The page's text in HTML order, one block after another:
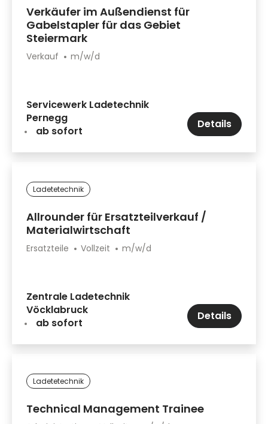
Verkäufer im Außendienst für
Gabelstapler für das Gebiet
Steiermark
Verkauf m/w/d
Servicewerk Ladetechnik
Pernegg
ab sofort
Details
Ladetetechnik
Allrounder für Ersatzteilverkauf /
Materialwirtschaft
Ersatzteile Vollzeit m/w/d
Zentrale Ladetechnik
Vöcklabruck
ab sofort
Details
Ladetetechnik
Technical Management Trainee